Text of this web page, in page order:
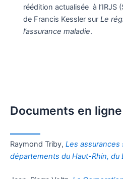
réédition actualisée à l’IRJS
de Francis Kessler sur Le
l’assurance maladie.
Documents en ligne
Raymond Triby, Les assurances
départements du Haut-Rhin, du